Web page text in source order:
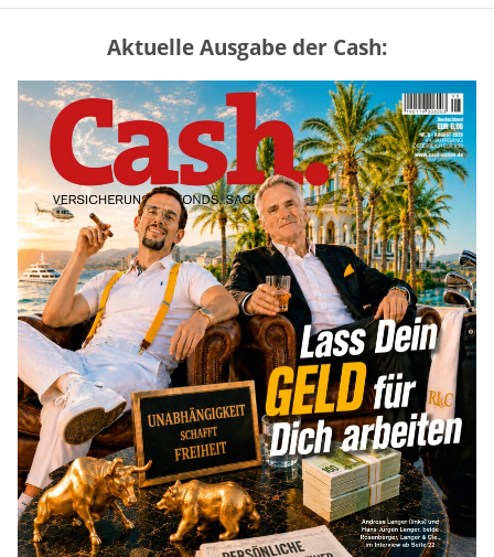
WEITERE ARTIKEL
zurückweiter
Vermieter-Zutritt: Wann Mieter
die Wohnung öffnen müssen
mehr
Goldpreis erreicht Sieben-Wochen-
Hoch nach schwachen US-Jobdaten
mehr
US-Kryptogesetz auf der Kippe:
Drei Streitpunkte bremsen den CLARITY
Act
mehr
Aktuelle Ausgabe der Cash: